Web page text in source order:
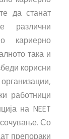
да станат
различни
кариерно
така и
корисни
работници
на NEET
Со